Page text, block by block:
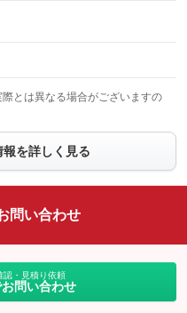
：装備なし
フロントカメラ
：装備なし
：装備なし
ルーフレール
：装備なし
：装備なし
とは異なる場合がございますの
を詳しく見る
問い合わせ
認・見積り依頼
問い合わせ